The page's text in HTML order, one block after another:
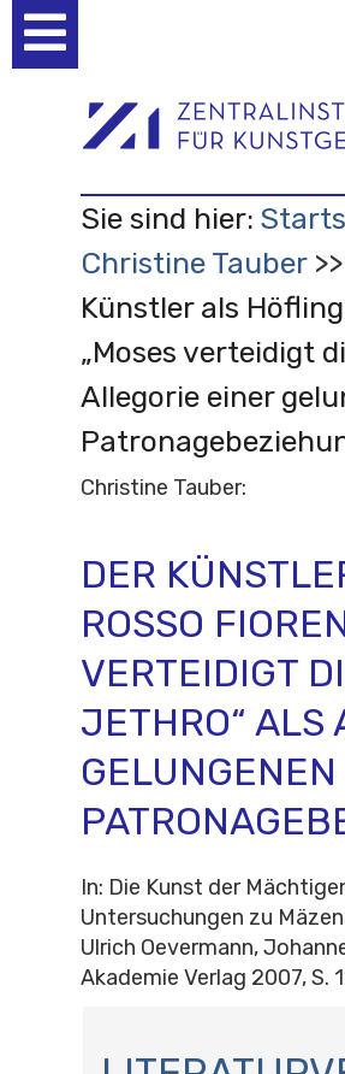
Werkzeuge
Sie sind hier:
Christine Tauber
Künstler als
„Moses verteidigt
Allegorie einer
Christine Tauber:
DER
ROSSO
VERTEIDIGT
JETHRO“ ALS
GELUNGENEN
In: Die Kunst der
Untersuchungen zu
Ulrich Oevermann,
Akademie Verlag 2007, S.
A